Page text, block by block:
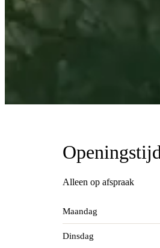
Alleen op afspraak
Maandag
Dinsdag